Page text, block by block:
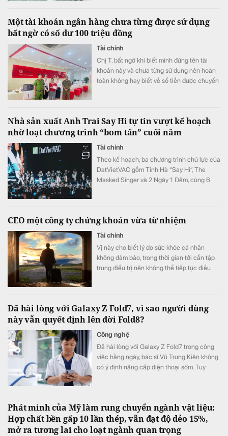
Một tài khoản ngân hàng chưa từng được sử dụng
bất ngờ có số dư 100 triệu đồng
Tài chính
Chị T. bất ngờ khi biết mình đứng tên tài
khoản này và chưa từng sử dụng nên hoàn
toàn không hay biết về số tiền được chuyển
Nhà sản xuất Anh Trai Say Hi tự tin vượt kế hoạch
nhờ loạt chương trình “bom tấn” cuối năm
Tài chính
Theo kế hoạch, ba chương trình chủ lực của
DatVietVAC gồm Tinh Hà “Say Hi”, The
Masked Singer và 2 Ngày 1 Đêm, cùng 6
CEO một công ty chứng khoán vừa từ nhiệm
Tài chính
Vị này cho biết lý do sức khỏe cá nhân
không đảm bảo, trong thời gian tới cần tập
trung điều trị nên không thể tiếp tục điều
Đã hài lòng với Galaxy Z Fold7, vì sao người dùng
này vẫn quyết định lên đời Fold8?
Công nghệ
Đã hài lòng với Galaxy Z Fold7 trong công
việc hằng ngày, bác sĩ Vũ Trung Kiên không
có ý định nâng cấp điện thoại sớm. Tuy
tế.
Phát minh của Mỹ làm rung chuyển ngành vật liệu:
Hợp chất bền gấp 10 lần thép, vẫn đạt độ dẻo 15%,
mở ra tương lai cho loạt ngành quan trọng